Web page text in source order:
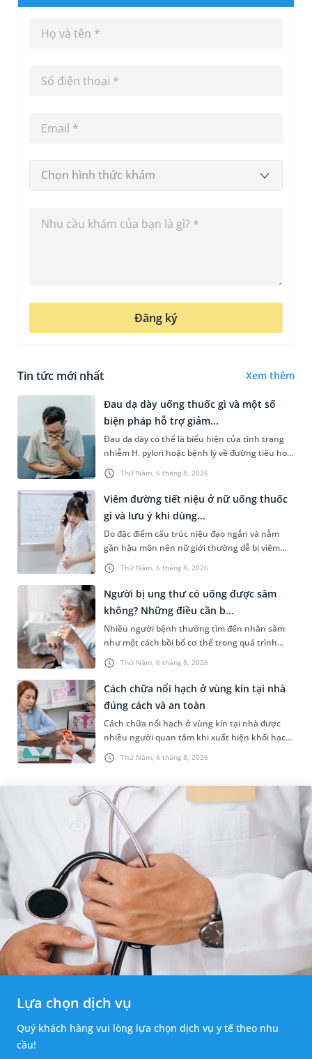
Chọn hình thức khám
Đăng ký
Tin tức mới nhất Xem thêm
Thứ Năm, 6 tháng 8, 2026
Đau dạ dày uống thuốc gì và một số
biện pháp hỗ trợ giảm...
Đau dạ dày có thể là biểu hiện của tình trạng
nhiễm H. pylori hoặc bệnh lý về đường tiêu hoá
khác. Dựa theo nguyên nhân cụ thể, bác sĩ sẽ
cân nhắc chỉ định p...
Thứ Năm, 6 tháng 8, 2026
Viêm đường tiết niệu ở nữ uống thuốc
gì và lưu ý khi dùng...
Do đặc điểm cấu trúc niệu đạo ngắn và nằm
gần hậu môn nên nữ giới thường dễ bị viêm
đường tiết niệu hơn nam giới. Tùy theo nguyên
nhân, mức độ nhiễm trùng và...
Thứ Năm, 6 tháng 8, 2026
Người bị ung thư có uống được sâm
không? Những điều cần b...
Nhiều người bệnh thường tìm đến nhân sâm
như một cách bồi bổ cơ thể trong quá trình
điều trị ung thư. Tuy nhiên, câu hỏi người bị
ung thư có uống được sâm kh...
Thứ Năm, 6 tháng 8, 2026
Cách chữa nổi hạch ở vùng kín tại nhà
đúng cách và an toàn
Cách chữa nổi hạch ở vùng kín tại nhà được
nhiều người quan tâm khi xuất hiện khối hạch
nhỏ ở vùng bẹn hoặc cơ quan sinh dục. Nếu
hạch mới xuất hiện, kích th...
Lựa chọn dịch vụ
Quý khách hàng vui lòng lựa chọn dịch vụ y tế theo nhu
cầu!